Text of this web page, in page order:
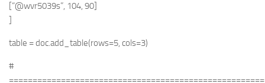
[“@wvr5039s”, 104, 90]
]
table = doc.add_table(rows=5, cols=3)
#